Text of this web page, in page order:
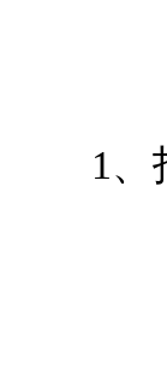
1、打